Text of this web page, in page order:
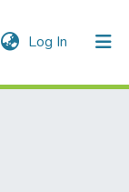
Log In (current)